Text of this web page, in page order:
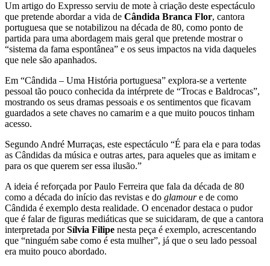
Um artigo do Expresso serviu de mote à criação deste espectáculo
que pretende abordar a vida de Cândida Branca Flor, cantora
portuguesa que se notabilizou na década de 80, como ponto de
partida para uma abordagem mais geral que pretende mostrar o
“sistema da fama espontânea” e os seus impactos na vida daqueles
que nele são apanhados.
Em “Cândida – Uma História portuguesa” explora-se a vertente
pessoal tão pouco conhecida da intérprete de “Trocas e Baldrocas”,
mostrando os seus dramas pessoais e os sentimentos que ficavam
guardados a sete chaves no camarim e a que muito poucos tinham
acesso.
Segundo André Murraças, este espectáculo “É para ela e para todas
as Cândidas da música e outras artes, para aqueles que as imitam e
para os que querem ser essa ilusão.”
A ideia é reforçada por Paulo Ferreira que fala da década de 80
como a década do início das revistas e do glamoure de como
Cândida é exemplo desta realidade. O encenador destaca o pudor
que é falar de figuras mediáticas que se suicidaram, de que a cantora
interpretada porSílvia Filipe nesta peça é exemplo, acrescentando
que “ninguém sabe como é esta mulher”, já que o seu lado pessoal
era muito pouco abordado.